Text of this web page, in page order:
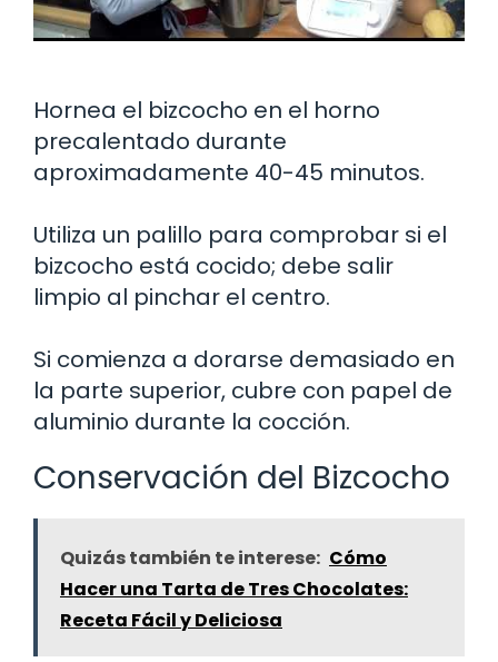
Hornea el bizcocho en el horno
precalentado durante
aproximadamente 40-45 minutos.
Utiliza un palillo para comprobar si el
bizcocho está cocido; debe salir
limpio al pinchar el centro.
Si comienza a dorarse demasiado en
la parte superior, cubre con papel de
aluminio durante la cocción.
Conservación del Bizcocho
Quizás también te interese: Cómo
Hacer una Tarta de Tres Chocolates:
Receta Fácil y Deliciosa